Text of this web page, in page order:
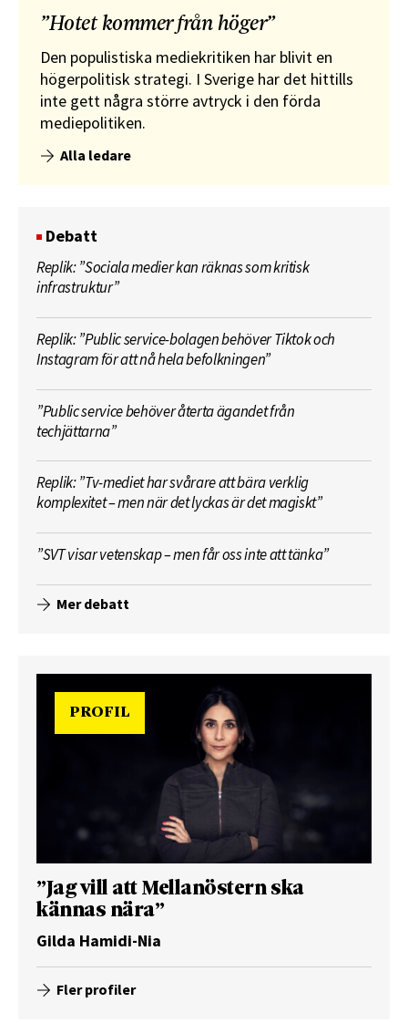
”Hotet kommer från höger”
Den populistiska mediekritiken har blivit en
högerpolitisk strategi. I Sverige har det hittills
inte gett några större avtryck i den förda
mediepolitiken.
Alla ledare
Debatt
Replik: ”Sociala medier kan räknas som kritisk
infrastruktur”
Replik: ”Public service-bolagen behöver Tiktok och
Instagram för att nå hela befolkningen”
”Public service behöver återta ägandet från
techjättarna”
Replik: ”Tv-mediet har svårare att bära verklig
komplexitet – men när det lyckas är det magiskt”
”SVT visar vetenskap – men får oss inte att tänka”
Mer debatt
PROFIL
”Jag vill att Mellanöstern ska
kännas nära”
Gilda Hamidi-Nia
Fler profiler